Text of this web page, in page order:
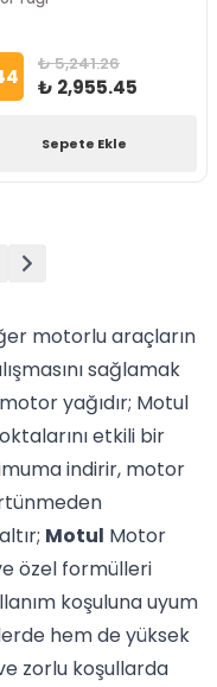
₺ 5,241.26
₺ 2,955.45
Sepete Ekle
motorlu araçların
sağlamak
yağıdır; Motul
etkili bir
indirir, motor
Motul Motor
özel formülleri
koşuluna uyum
hem de yüksek
zorlu koşullarda